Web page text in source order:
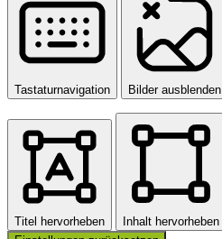
Tastaturnavigation Bilder ausblenden
Titel hervorheben Inhalt hervorheben